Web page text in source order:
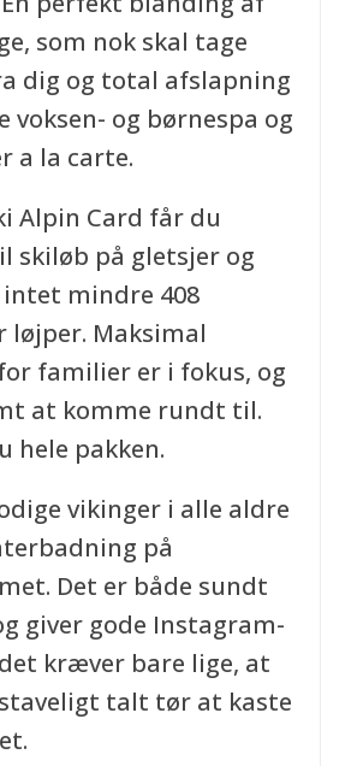
som nok skal tage
dig og total afslapning
voksen- og børnespa og
a la carte.
Alpin Card får du
skiløb på gletsjer og
mindre 408
løjper. Maksimal
familier er i fokus, og
at komme rundt til.
hele pakken.
vikinger i alle aldre
på
Det er både sundt
giver gode Instagram-
kræver bare lige, at
talt tør at kaste